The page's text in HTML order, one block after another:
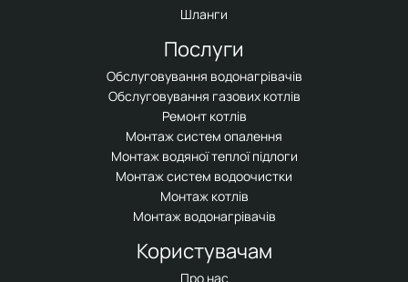
Шланги
Послуги
Обслуговування водонагрівачів
Обслуговування газових котлів
Ремонт котлів
Монтаж систем опалення
Монтаж водяної теплої підлоги
Монтаж систем водоочистки
Монтаж котлів
Монтаж водонагрівачів
Користувачам
Про нас